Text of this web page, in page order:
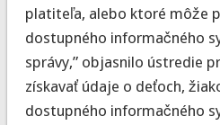
platiteľa, alebo ktoré môže
dostupného informačného
správy,” objasnilo ústredie
získavať údaje o deťoch,
dostupného informačného